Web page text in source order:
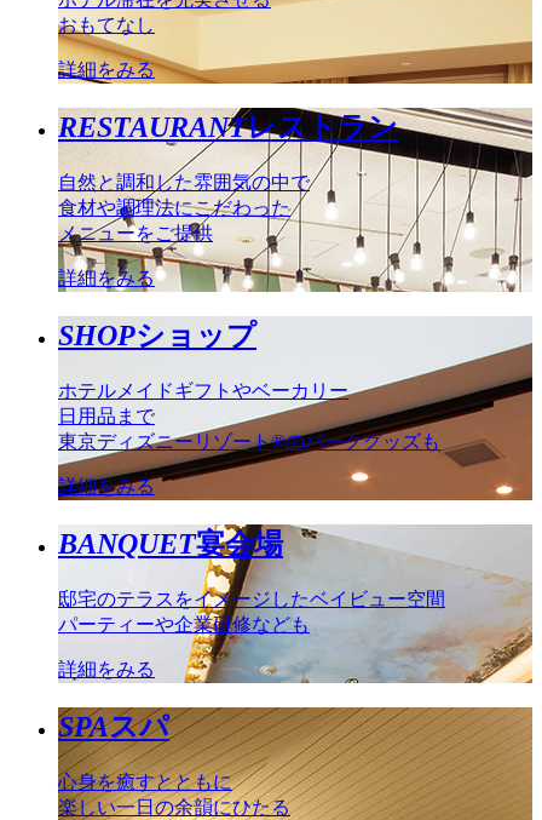
おもてなし
詳細をみる
RESTAURANTレストラン
自然と調和した雰囲気の中で
食材や調理法にこだわった
メニューをご提供
詳細をみる
SHOPショップ
ホテルメイドギフトやベーカリー
日用品まで
東京ディズニーリゾート®のパークグッズも
詳細をみる
BANQUET宴会場
邸宅のテラスをイメージしたベイビュー空間
パーティーや企業研修なども
詳細をみる
SPAスパ
心身を癒すとともに
楽しい一日の余韻にひたる